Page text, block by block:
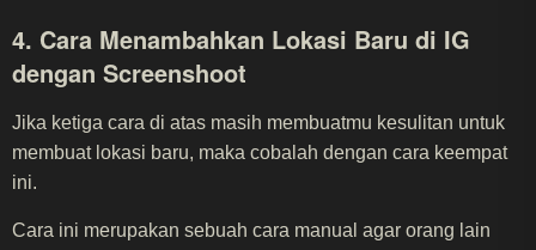
4. Cara Menambahkan Lokasi Baru di IG
dengan Screenshoot
Jika ketiga cara di atas masih membuatmu kesulitan untuk
membuat lokasi baru, maka cobalah dengan cara keempat
ini.
Cara ini merupakan sebuah cara manual agar orang lain